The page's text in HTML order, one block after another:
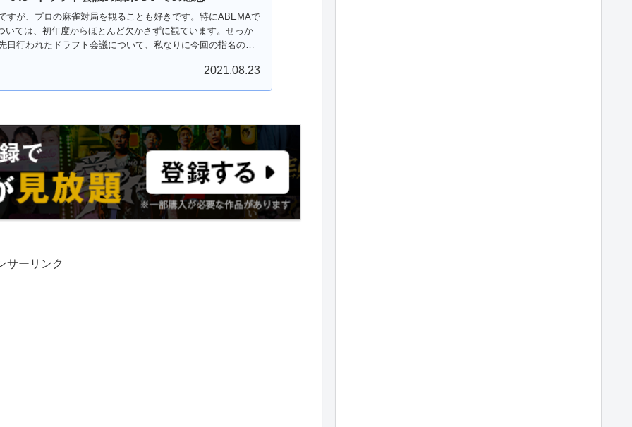
すが、プロの麻雀対局を観ることも好きです。特にABEMAで
いては、初年度からほとんど欠かさずに観ています。せっか
日行われたドラフト会議について、私なりに今回の指名の感
2021.08.23
サーリンク